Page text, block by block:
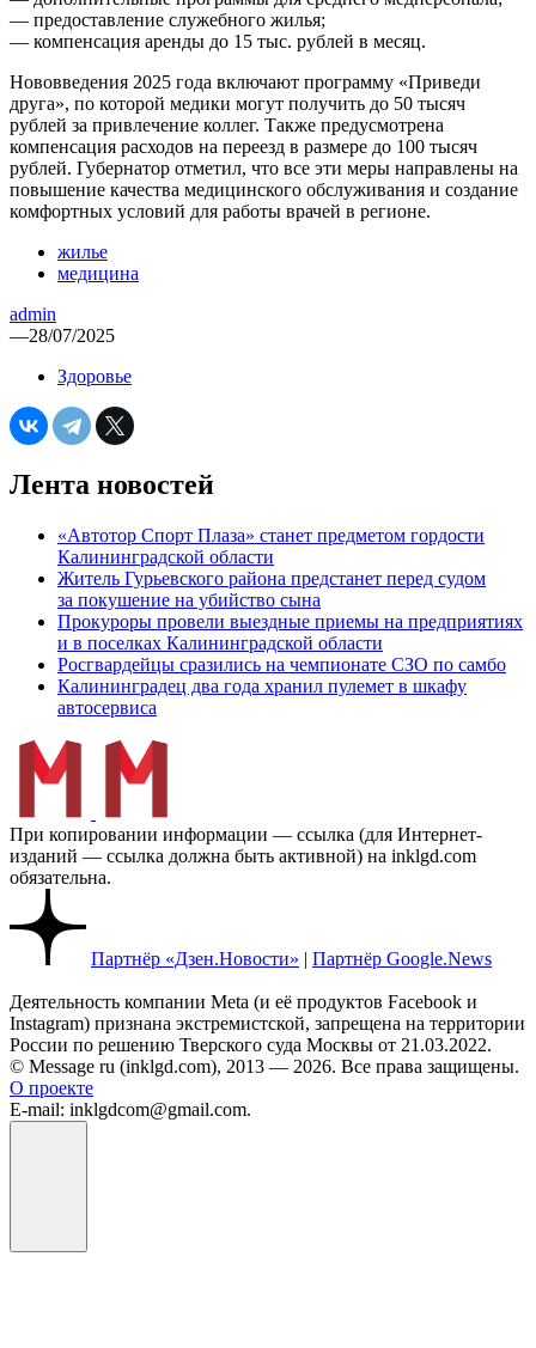
— предоставление служебного жилья;
— компенсация аренды до 15 тыс. рублей в месяц.
Нововведения 2025 года включают программу «Приведи
друга», по которой медики могут получить до 50 тысяч
рублей за привлечение коллег. Также предусмотрена
компенсация расходов на переезд в размере до 100 тысяч
рублей. Губернатор отметил, что все эти меры направлены на
повышение качества медицинского обслуживания и создание
комфортных условий для работы врачей в регионе.
жилье
медицина
admin
—28/07/2025
Здоровье
Лента новостей
«Автотор Спорт Плаза» станет предметом гордости
Калининградской области
Житель Гурьевского района предстанет перед судом
за покушение на убийство сына
Прокуроры провели выездные приемы на предприятиях
и в поселках Калининградской области
Росгвардейцы сразились на чемпионате СЗО по самбо
Калининградец два года хранил пулемет в шкафу
автосервиса
При копировании информации — ссылка (для Интернет-
изданий — ссылка должна быть активной) на inklgd.com
обязательна.
Партнёр «Дзен.Новости» | Партнёр Google.News
Деятельность компании Meta (и её продуктов Facebook и
Instagram) признана экстремистской, запрещена на территории
России по решению Тверского суда Москвы от 21.03.2022.
© Message ru (inklgd.com), 2013 — 2026. Все права защищены.
О проекте
E-mail: inklgdcom@gmail.com.